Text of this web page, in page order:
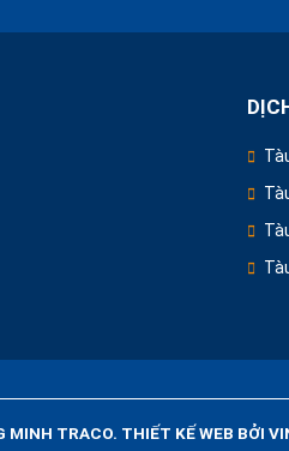
MINH TRACO. THIẾT KẾ WEB BỞI